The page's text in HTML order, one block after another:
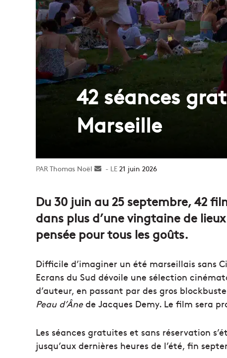
42 séances
Marseille
Thomas Noël
Envoyer21 juin 2026
Du 30 juin au 25 septembre, 42
dans plus d’une vingtaine de
pensée pour tous les goûts.
Difficile d’imaginer un été marseillais sans
Ecrans du Sud dévoile une sélection
d’auteur, en passant par des gros
Peau d’Ânede Jacques Demy. Le film sera
Les séances gratuites et sans réservation
jusqu’aux dernières heures de l’été, fin